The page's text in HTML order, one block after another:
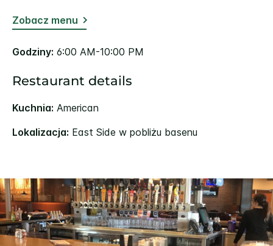
Zobacz menu
Godziny: 6:00 AM-10:00 PM
Restaurant details
Kuchnia: American
Lokalizacja: East Side w pobliżu basenu